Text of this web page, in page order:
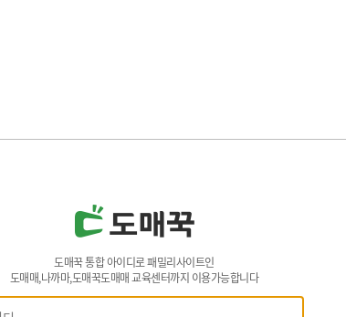
도매꾹 통합 아이디로 패밀리사이트인
도매매,나까마,도매꾹도매매 교육센터까지 이용가능합니다